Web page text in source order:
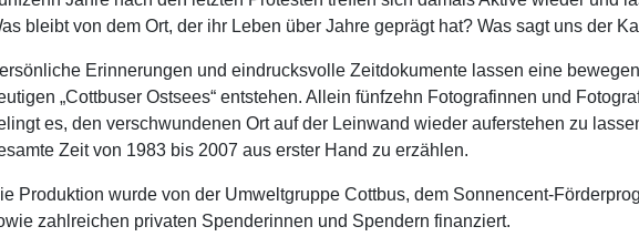
bleibt von dem Ort, der ihr Leben über Jahre geprägt hat? Was sagt uns der
Erinnerungen und eindrucksvolle Zeitdokumente lassen eine
„Cottbuser Ostsees“ entstehen. Allein fünfzehn Fotografinnen und
es, den verschwundenen Ort auf der Leinwand wieder auferstehen zu
Zeit von 1983 bis 2007 aus erster Hand zu erzählen.
Produktion wurde von der Umweltgruppe Cottbus, dem Sonnencent-
zahlreichen privaten Spenderinnen und Spendern finanziert.